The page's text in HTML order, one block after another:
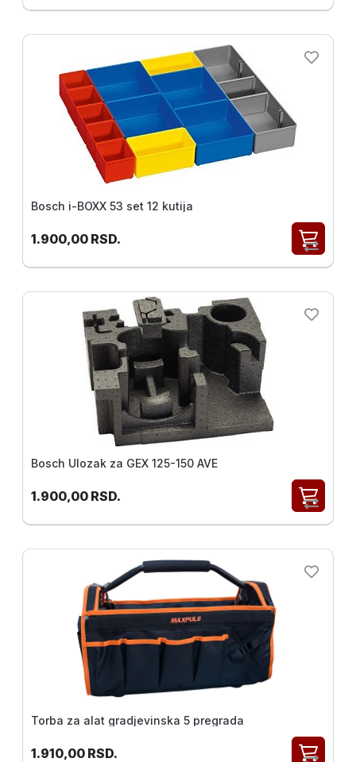
Bosch i-BOXX 53 set 12 kutija
1.900,00 RSD.
Bosch Ulozak za GEX 125-150 AVE
1.900,00 RSD.
Torba za alat gradjevinska 5 pregrada
1.910,00 RSD.